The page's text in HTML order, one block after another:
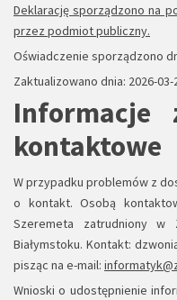
Deklarację sporządzono na
przez podmiot publiczny.
Oświadczenie sporządzono
Zaktualizowano dnia: 2026-03-
kontaktowe
W przypadku problemów z
o kontakt. Osobą
Szeremeta zatrudniony w
Białymstoku. Kontakt:
pisząc na e-mail:
Wnioski o udostępnienie